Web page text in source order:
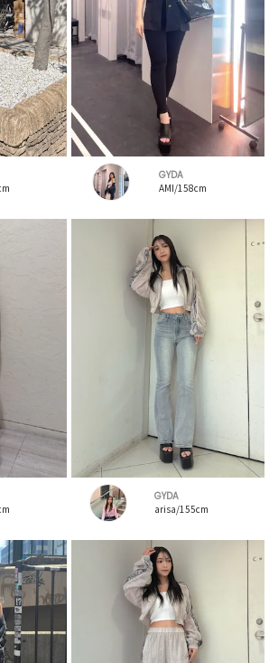
GYDA
AMI/158cm
GYDA
arisa/155cm